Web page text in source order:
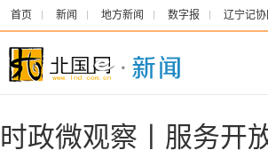
首页 新闻 地方新闻 数字报 辽宁记协
时政微观察丨服务开